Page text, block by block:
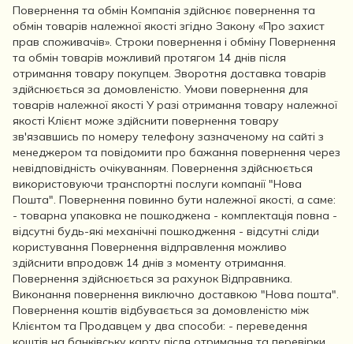
Повернення та обмін Компанія здійснює повернення та
обмін товарів належної якості згідно Закону «Про захист
прав споживачів». Строки повернення і обміну Повернення
та обмін товарів можливий протягом 14 днів після
отримання товару покупцем. Зворотня доставка товарів
здійснюється за домовленістю. Умови повернення для
товарів належної якості У разі отримання товару належної
якості Клієнт може здійснити повернення товару
зв'язавшись по номеру телефону зазначеному на сайті з
менеджером та повідомити про бажання повернення через
невідповідність очікуванням. Повернення здійснюється
використовуючи транспортні послуги компанії "Нова
Пошта". Повернення повинно бути належної якості, а саме:
- товарна упаковка не пошкоджена - комплектація повна -
відсутні будь-які механічні пошкодження - відсутні сліди
користування Повернення відправлення можливо
здійснити впродовж 14 днів з моменту отримання.
Повернення здійснюється за рахунок Відправника.
Виконання повернення виключно доставкою "Нова пошта".
Повернення коштів відбувається за домовленістю між
Клієнтом та Продавцем у два способи: - переведення